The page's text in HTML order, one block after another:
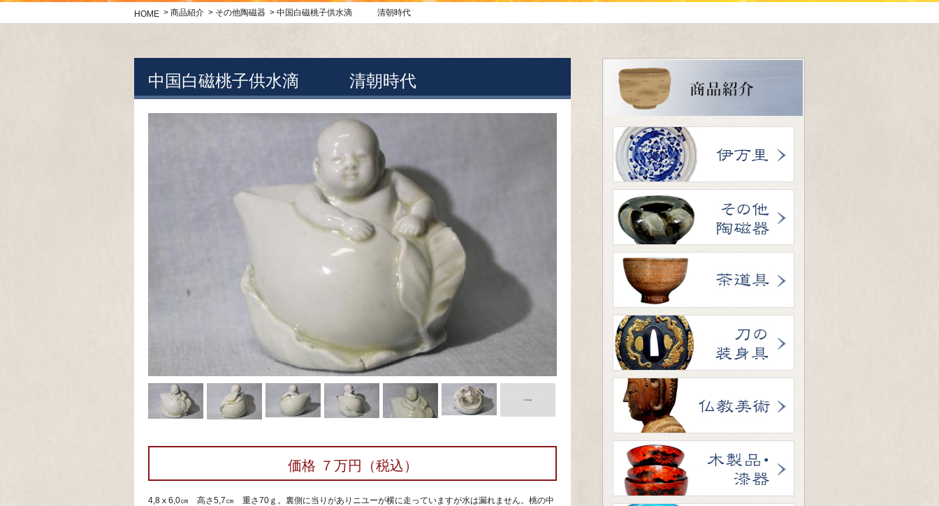
HOME > 商品紹介 > その他陶磁器 > 中国白磁桃子供水滴 清朝時代
中国白磁桃子供水滴 清朝時代
価格 ７万円（税込）
4,8ⅹ6,0㎝ 高さ5,7㎝ 重さ70ｇ。裏側に当りがありニユーが横に走っていますが水は漏れません。桃の中